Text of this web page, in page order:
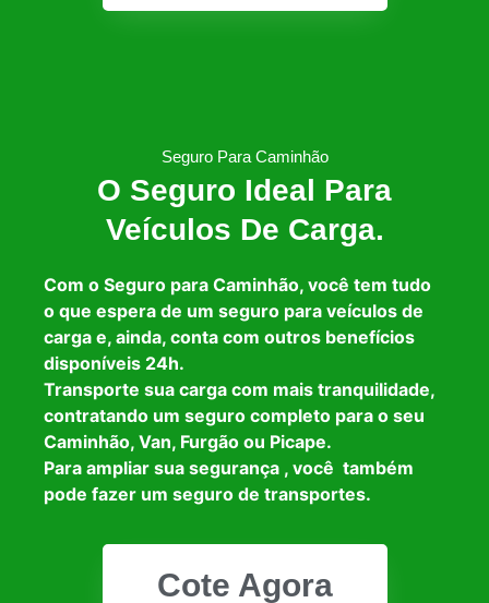
Seguro Para Caminhão
O Seguro Ideal Para
Veículos De Carga.
Com o Seguro para Caminhão, você tem tudo
o que espera de um seguro para veículos de
carga e, ainda, conta com outros benefícios
disponíveis 24h.
Transporte sua carga com mais tranquilidade,
contratando um seguro completo para o seu
Caminhão, Van, Furgão ou Picape.
Para ampliar sua segurança , você também
pode fazer um seguro de transportes.
Cote Agora